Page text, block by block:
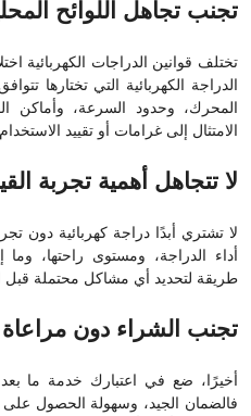
تجنب تجاهل اللوائح
تختلف قوانين الدراجات الكهربائية
الدراجة الكهربائية التي تختارها
المحرك، وحدود السرعة، وأماكن
الامتثال إلى غرامات أو تقييد
لا تتجاهل أهمية تجربة
لا تشتري أبدًا دراجة كهربائية دون
أداء الدراجة، ومستوى راحتها،
طريقة لتحديد أي مشاكل محتملة قبل
تجنب الشراء دون مراعاة
أخيرًا، ضع في اعتبارك خدمة ما بعد
فالضمان الجيد، وسهولة الحصول على